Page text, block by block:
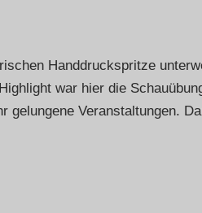
Handdruckspritze
war hier die
gelungene Veranstaltungen.